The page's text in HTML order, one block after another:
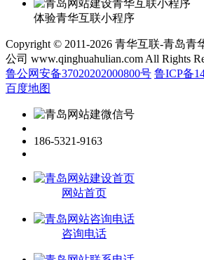
体验青华互联小程序
Copyright © 2011-2026 青华互联-青岛青
公司 www.qinghuahulian.com All Rights
鲁公网安备37020202000800号 鲁ICP备
百度地图
186-5321-9163
网站首页
咨询电话